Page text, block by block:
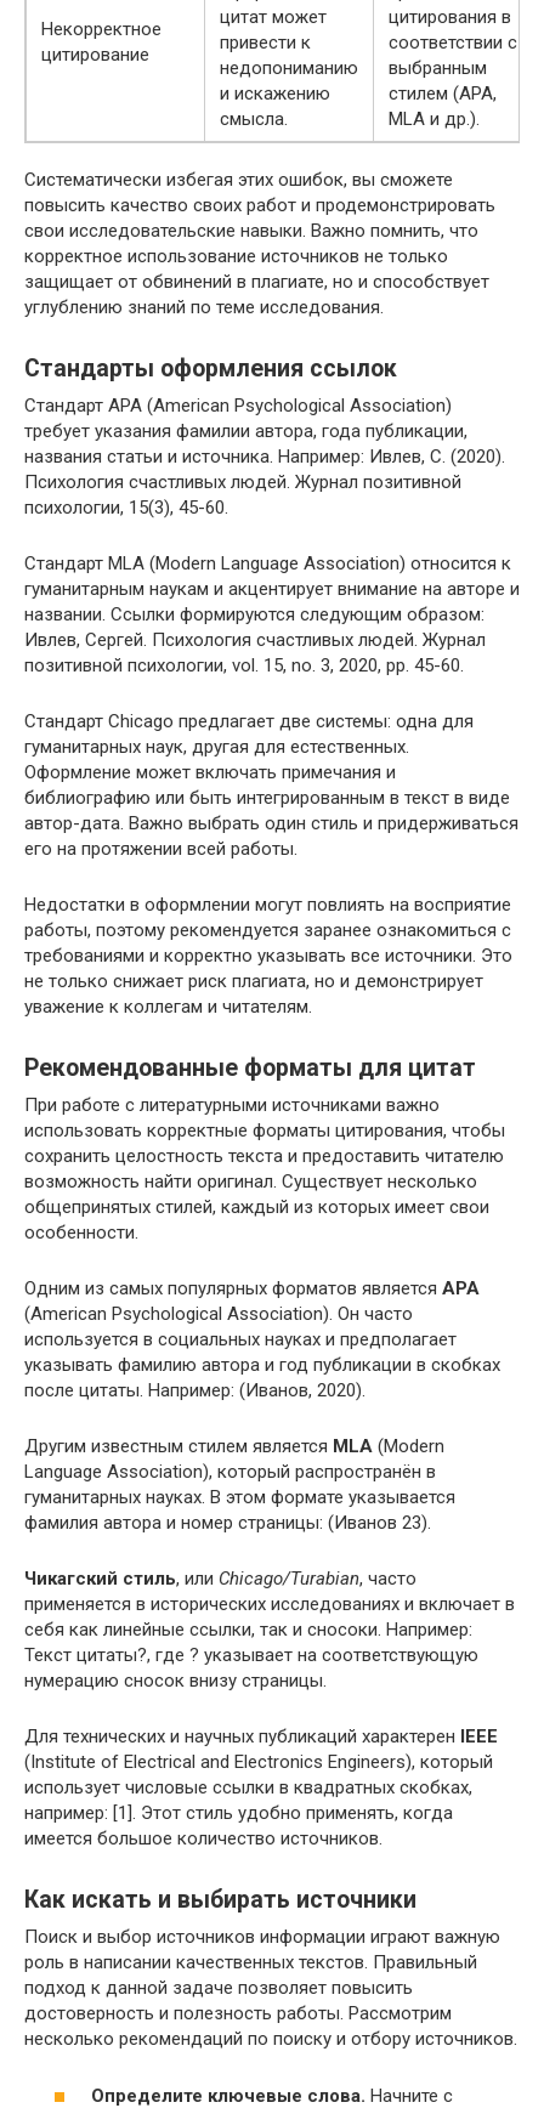
Некорректное
цитирование
цитат может
привести к
недопониманию
и искажению
смысла.
цитирования в
соответствии с
выбранным
стилем (APA,
MLA и др.).
Систематически избегая этих ошибок, вы сможете
повысить качество своих работ и продемонстрировать
свои исследовательские навыки. Важно помнить, что
корректное использование источников не только
защищает от обвинений в плагиате, но и способствует
углублению знаний по теме исследования.
Стандарты оформления ссылок
Стандарт APA (American Psychological Association)
требует указания фамилии автора, года публикации,
названия статьи и источника. Например: Ивлев, С. (2020).
Психология счастливых людей. Журнал позитивной
психологии, 15(3), 45-60.
Стандарт MLA (Modern Language Association) относится к
гуманитарным наукам и акцентирует внимание на авторе и
названии. Ссылки формируются следующим образом:
Ивлев, Сергей. Психология счастливых людей. Журнал
позитивной психологии, vol. 15, no. 3, 2020, pp. 45-60.
Стандарт Chicago предлагает две системы: одна для
гуманитарных наук, другая для естественных.
Оформление может включать примечания и
библиографию или быть интегрированным в текст в виде
автор-дата. Важно выбрать один стиль и придерживаться
его на протяжении всей работы.
Недостатки в оформлении могут повлиять на восприятие
работы, поэтому рекомендуется заранее ознакомиться с
требованиями и корректно указывать все источники. Это
не только снижает риск плагиата, но и демонстрирует
уважение к коллегам и читателям.
Рекомендованные форматы для цитат
При работе с литературными источниками важно
использовать корректные форматы цитирования, чтобы
сохранить целостность текста и предоставить читателю
возможность найти оригинал. Существует несколько
общепринятых стилей, каждый из которых имеет свои
особенности.
Одним из самых популярных форматов является APA
(American Psychological Association). Он часто
используется в социальных науках и предполагает
указывать фамилию автора и год публикации в скобках
после цитаты. Например: (Иванов, 2020).
Другим известным стилем является MLA (Modern
Language Association), который распространён в
гуманитарных науках. В этом формате указывается
фамилия автора и номер страницы: (Иванов 23).
Чикагский стиль, или Chicago/Turabian, часто
применяется в исторических исследованиях и включает в
себя как линейные ссылки, так и сносоки. Например:
Текст цитаты?, где ? указывает на соответствующую
нумерацию сносок внизу страницы.
Для технических и научных публикаций характерен IEEE
(Institute of Electrical and Electronics Engineers), который
использует числовые ссылки в квадратных скобках,
например: [1]. Этот стиль удобно применять, когда
имеется большое количество источников.
Как искать и выбирать источники
Поиск и выбор источников информации играют важную
роль в написании качественных текстов. Правильный
подход к данной задаче позволяет повысить
достоверность и полезность работы. Рассмотрим
несколько рекомендаций по поиску и отбору источников.
Определите ключевые слова. Начните с